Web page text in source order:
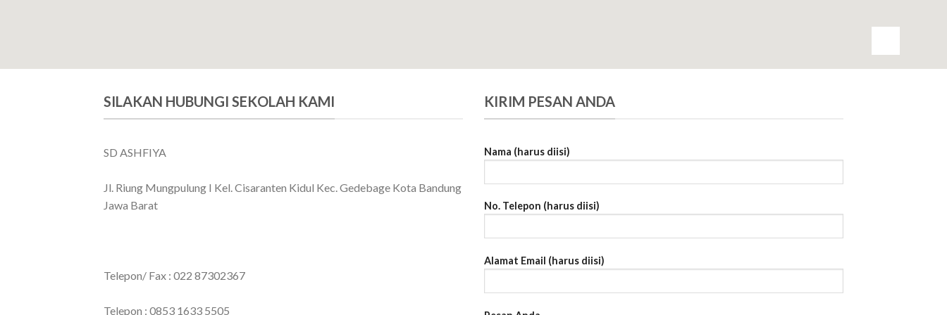
SILAKAN HUBUNGI SEKOLAH KAMI
SD ASHFIYA
Jl. Riung Mungpulung I Kel. Cisaranten Kidul Kec. Gedebage Kota Bandung
Jawa Barat
Telepon/ Fax : 022 87302367
Telepon : 0853 1633 5505
KIRIM PESAN ANDA
Nama (harus diisi)
No. Telepon (harus diisi)
Alamat Email (harus diisi)